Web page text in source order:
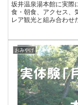
坂井温泉湯本館に実際
食・朝食、アクセス、
レア観光と組み合わせ
おみやげ